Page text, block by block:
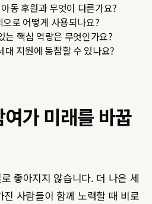
동 후원과 무엇이 다른가요?
로 어떻게 사용되나요?
는 핵심 역량은 무엇인가요?
대 지원에 동참할 수 있나요?
가 미래를 바꿉
좋아지지 않습니다. 더 나은 세
사람들이 함께 노력할 때 비로